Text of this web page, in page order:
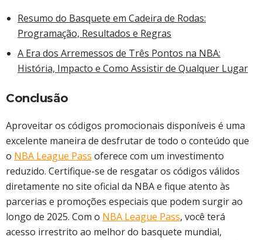
Resumo do Basquete em Cadeira de Rodas:
Programação, Resultados e Regras
A Era dos Arremessos de Três Pontos na NBA:
História, Impacto e Como Assistir de Qualquer Lugar
Conclusão
Aproveitar os códigos promocionais disponíveis é uma
excelente maneira de desfrutar de todo o conteúdo que
o NBA League Pass oferece com um investimento
reduzido. Certifique-se de resgatar os códigos válidos
diretamente no site oficial da NBA e fique atento às
parcerias e promoções especiais que podem surgir ao
longo de 2025. Com o NBA League Pass, você terá
acesso irrestrito ao melhor do basquete mundial,